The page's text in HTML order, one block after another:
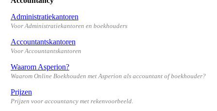
Administratiekantoren
Voor Administratiekantoren en boekhouders
Accountantskantoren
Voor Accountantskantoren
Waarom Asperion?
Waarom Online Boekhouden met Asperion als accountant of boekhouder?
Prijzen
Prijzen voor accountancy met rekenvoorbeeld.